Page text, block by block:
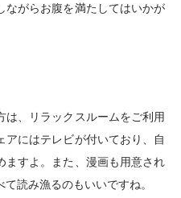
ながらお腹を満たしてはいかが
は、リラックスルームをご利用
アにはテレビが付いており、自
ますよ。また、漫画も用意され
読み漁るのもいいですね。